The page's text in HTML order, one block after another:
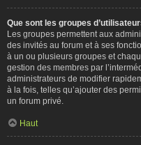
Que sont les groupes
Les groupes permettent aux
des invités au forum et à ses
à un ou plusieurs groupes et
gestion des membres par
administrateurs de modifier
à la fois, telles qu’ajouter des
un forum privé.
Haut